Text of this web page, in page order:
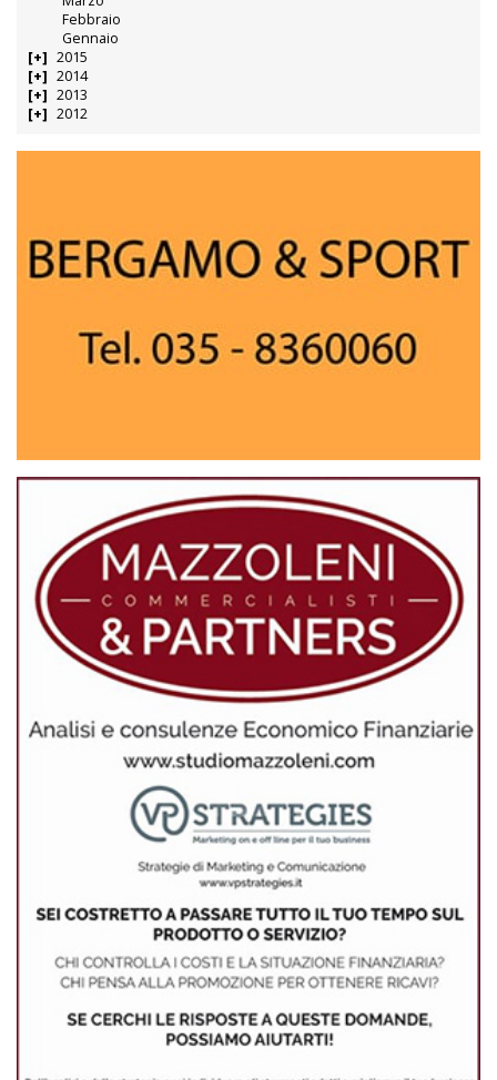
Febbraio
Gennaio
2015
2014
2013
2012